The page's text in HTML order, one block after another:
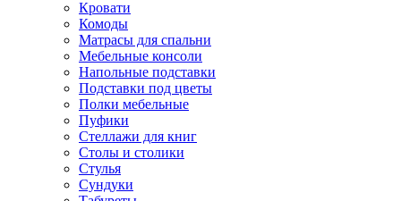
Кровати
Комоды
Матрасы для спальни
Мебельные консоли
Напольные подставки
Подставки под цветы
Полки мебельные
Пуфики
Стеллажи для книг
Столы и столики
Стулья
Сундуки